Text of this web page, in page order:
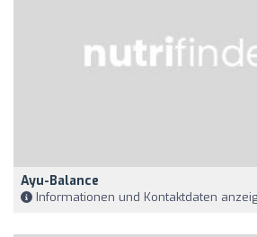
Ayu-Balance
Informationen und Kontaktdaten